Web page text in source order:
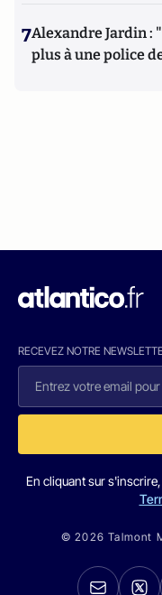
7Alexandre Jardin :
plus à une police
RECEVEZ NOTRE
En cliquant sur
© 2026 Talmont